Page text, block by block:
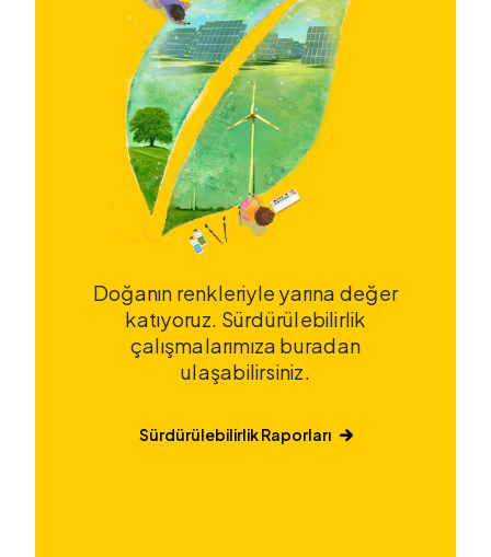
Doğanın renkleriyle yarına değer
katıyoruz. Sürdürülebilirlik
çalışmalarımıza buradan
ulaşabilirsiniz.
Sürdürülebilirlik Raporları